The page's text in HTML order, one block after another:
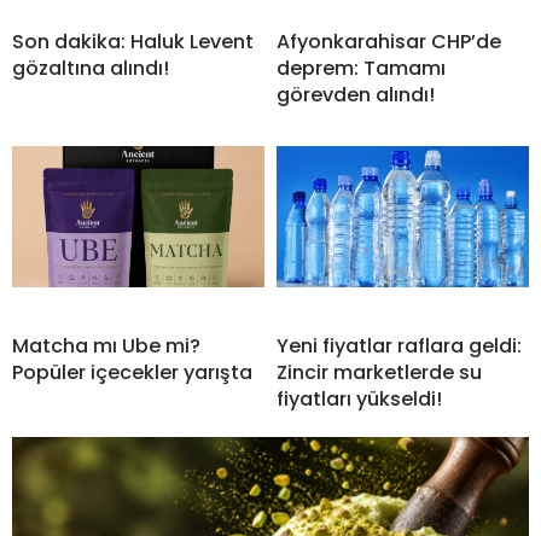
Son dakika: Haluk Levent
gözaltına alındı!
Afyonkarahisar CHP’de
deprem: Tamamı
görevden alındı!
Matcha mı Ube mi?
Popüler içecekler yarışta
Yeni fiyatlar raflara geldi:
Zincir marketlerde su
fiyatları yükseldi!